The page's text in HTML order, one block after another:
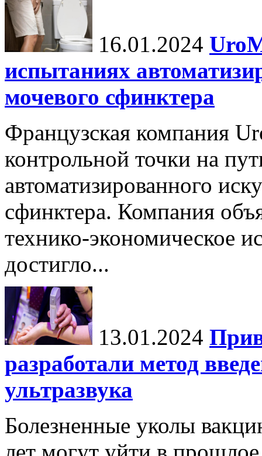
16.01.2024
испытаниях
мочевого сфинктера
Французская компания
контрольной точки на
автоматизированного
сфинктера. Компания
технико-экономическое
достигло...
13.01.2024
разработали метод
ультразвука
Болезненные уколы